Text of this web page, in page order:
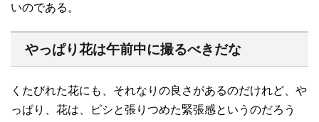
いのである。
やっぱり花は午前中に撮るべきだな
くたびれた花にも、それなりの良さがあるのだけれど、や
っぱり、花は、ピシと張りつめた緊張感というのだろう